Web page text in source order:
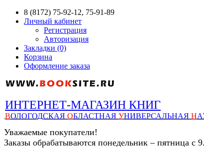
8 (8172) 75-92-12, 75-91-89
Личный кабинет
Регистрация
Авторизация
Закладки (0)
Корзина
Оформление заказа
ИНТЕРНЕТ-МАГАЗИН КНИГ
ВОЛОГОДСКАЯ ОБЛАСТНАЯ УНИВЕРСАЛЬНАЯ Н
Уважаемые покупатели!
Заказы обрабатываются понедельник – пятница с